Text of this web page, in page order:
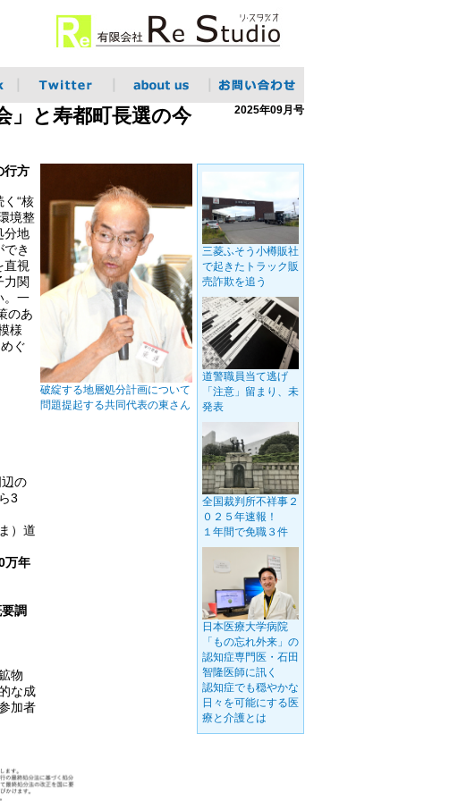
」と寿都町長選の今
2025年09月号
行方
“核
境整
分地
き
直視
力関
。一
のあ
様
ぐ
の
3
）道
万年
調
物
な成
加者
破綻する地層処分計画について
問題提起する共同代表の東さん
三菱ふそう小樽販社
で起きたトラック販
売詐欺を追う
道警職員当て逃げ
「注意」留まり、未
発表
全国裁判所不祥事２
０２５年速報！
１年間で免職３件
日本医療大学病院
「もの忘れ外来」の
認知症専門医・石田
智隆医師に訊く
認知症でも穏やかな
日々を可能にする医
療と介護とは